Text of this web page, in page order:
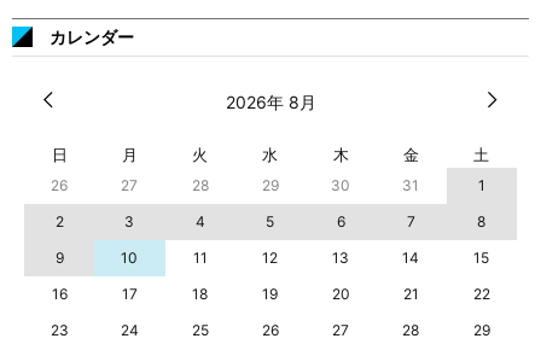
カレンダー
2026年 8月
日 月 火 水 木 金 土
26 27 28 29 30 31
1
2
3 4 5 6 7
8
9
10 11 12 13 14
15
16
17 18 19 20 21
22
23
24 25 26 27 28
29